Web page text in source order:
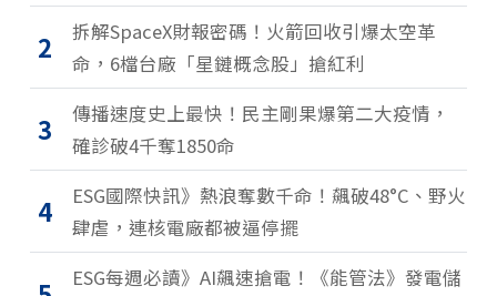
2
拆解SpaceX財報密碼！火箭回收引爆太空革
命，6檔台廠「星鏈概念股」搶紅利
3
傳播速度史上最快！民主剛果爆第二大疫情，
確診破4千奪1850命
4
ESG國際快訊》熱浪奪數千命！飆破48°C、野火
肆虐，連核電廠都被逼停擺
ESG每週必讀》AI飆速搶電！《能管法》發電儲